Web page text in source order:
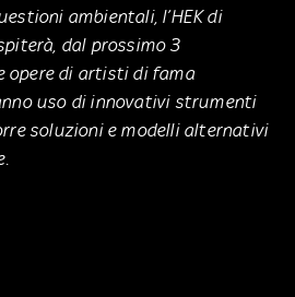
ambientali, l’HEK di
dal prossimo 3
opere di artisti di fama
uso di innovativi strumenti
soluzioni e modelli alternativi